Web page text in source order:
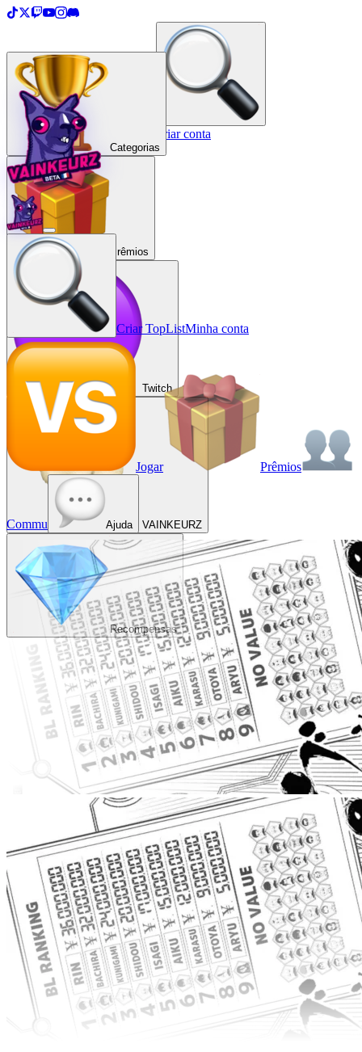
Criar uma TopList Entrar / Criar conta
Categorias
Prêmios
Twitch
VAINKEURZ
Recompensas
Criar TopListMinha conta
Jogar Prêmios
Commu Ajuda